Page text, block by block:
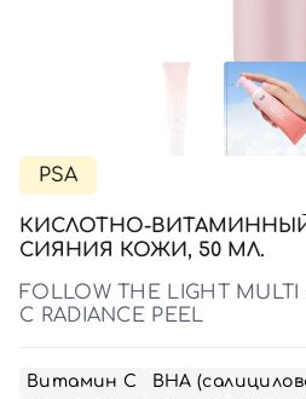
Бьюти
Шея и
Для
Для
Для
PSA
КИСЛОТНО-
СИЯНИЯ КОЖИ, 50 МЛ.
FOLLOW THE LIGHT MULTI
C RADIANCE PEEL
Витамин С
ВНА